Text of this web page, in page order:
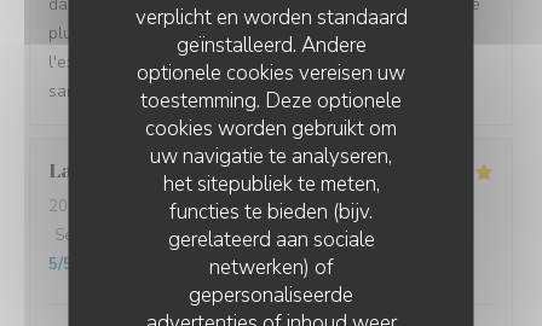
verplicht en worden standaard
geïnstalleerd. Andere
optionele cookies vereisen uw
toestemming. Deze optionele
cookies worden gebruikt om
uw navigatie te analyseren,
het sitepubliek te meten,
functies te bieden (bijv.
gerelateerd aan sociale
netwerken) of
gepersonaliseerde
plutôt intime à l'intérieur et tout aussi agréable à
l'extérieur sur la très belle terrasse ombragée le soir et
sans courant d'air.
Laurent
2026-07-10
- 12:00 - Gasten 2
Service
Atmosfeer:5/5 Keuken :5/5 Kwaliteit / Prijs
5/5
L'EBULLITION